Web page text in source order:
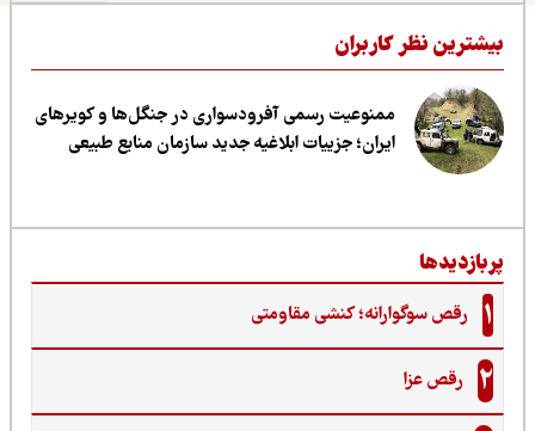
نظر کاربران
ممنوعیت رسمی آفرودسواری در جنگل‌ها و کویرهای
ایران؛ جزییات ابلاغیه جدید سازمان منابع طبیعی
رقص سوگوارانه؛ کنشی مقاومتی
رقص عزا